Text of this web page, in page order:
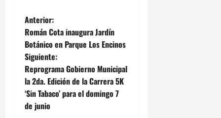
N
a
v
e
g
Anterior:
Román Cota inaugura Jardín
Botánico en Parque Los Encinos
Siguiente:
Reprograma Gobierno Municipal
la 2da. Edición de la Carrera 5K
‘Sin Tabaco’ para el domingo 7
de junio